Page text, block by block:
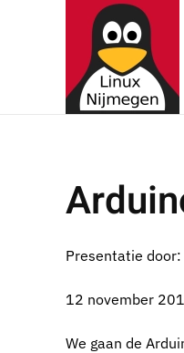
Terug naar
Presentatie door:
12 november
We gaan de